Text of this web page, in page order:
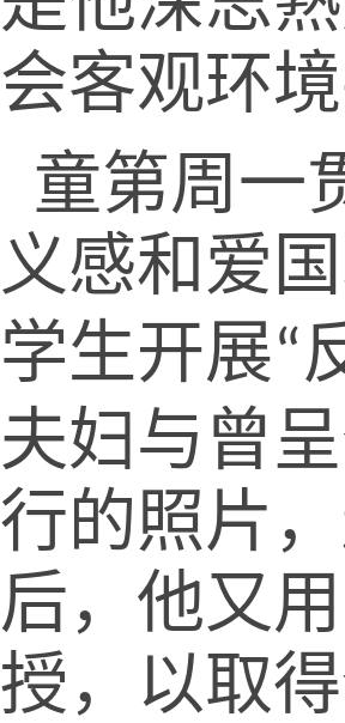
会客观环
童第周一
义感和爱
学生开展“
夫妇与曾
行的照片
后，他又
授，以取